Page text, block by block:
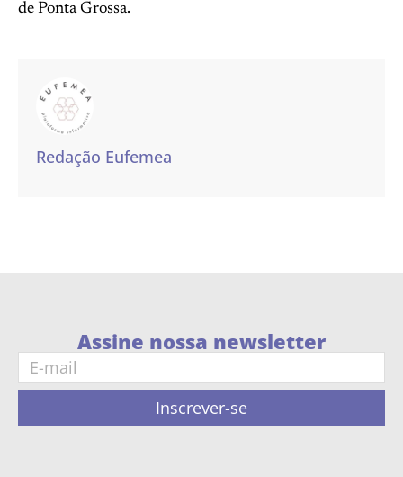
de Ponta Grossa.
Redação Eufemea
Assine nossa newsletter
Inscrever-se